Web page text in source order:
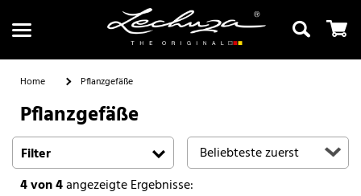
Suchen
Home Pflanzgefäße
Pflanzgefäße
Filter
4von 4angezeigte Ergebnisse: